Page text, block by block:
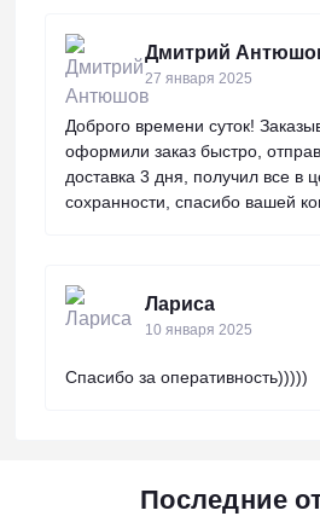
Дмитрий
27 января 2025
Доброго времени суток!
оформили заказ быстро,
доставка 3 дня, получил все в
сохранности, спасибо вашей
Лариса
10 января 2025
Спасибо за оперативность)))))
Последние